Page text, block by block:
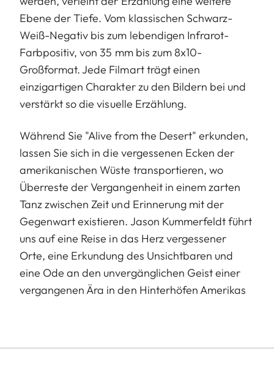
Ebene der Tiefe. Vom klassischen Schwarz-
Weiß-Negativ bis zum lebendigen Infrarot-
Farbpositiv, von 35 mm bis zum 8x10-
Großformat. Jede Filmart trägt einen
einzigartigen Charakter zu den Bildern bei und
verstärkt so die visuelle Erzählung.
Während Sie "Alive from the Desert" erkunden,
lassen Sie sich in die vergessenen Ecken der
amerikanischen Wüste transportieren, wo
Überreste der Vergangenheit in einem zarten
Tanz zwischen Zeit und Erinnerung mit der
Gegenwart existieren. Jason Kummerfeldt führt
uns auf eine Reise in das Herz vergessener
Orte, eine Erkundung des Unsichtbaren und
eine Ode an den unvergänglichen Geist einer
vergangenen Ära in den Hinterhöfen Amerikas